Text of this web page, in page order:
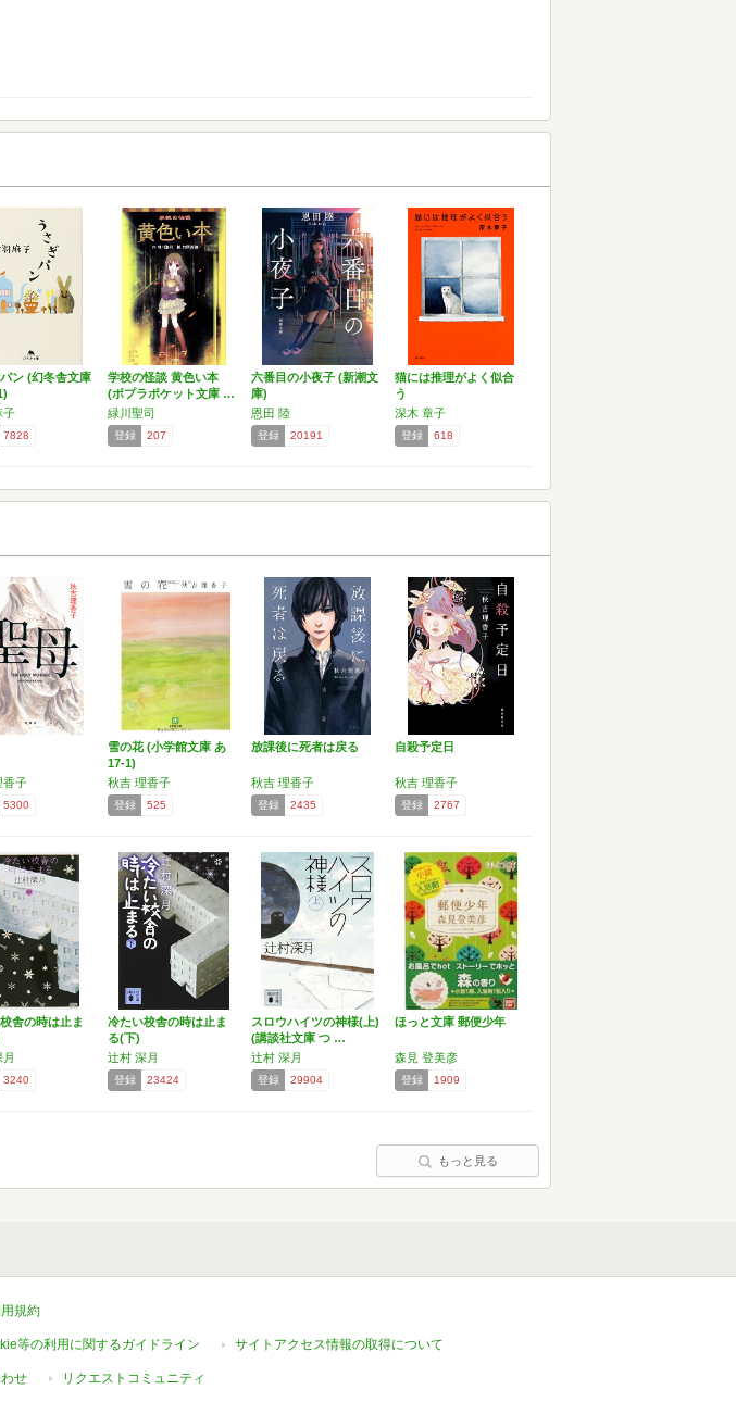
ン (幻冬舎文庫
子
7828
学校の怪談 黄色い本
(ポプラポケット文庫 …
緑川聖司
登録 207
六番目の小夜子 (新潮文
庫)
恩田 陸
登録 20191
猫には推理がよく似合
う
深木 章子
登録 618
香子
5300
雪の花 (小学館文庫 あ
17-1)
秋吉 理香子
登録 525
放課後に死者は戻る
秋吉 理香子
登録 2435
自殺予定日
秋吉 理香子
登録 2767
舎の時は止ま
3240
冷たい校舎の時は止ま
る(下)
辻村 深月
登録 23424
スロウハイツの神様(上)
(講談社文庫 つ …
辻村 深月
登録 29904
ほっと文庫 郵便少年
森見 登美彦
登録 1909
もっと見る
規約
等の利用に関するガイドライン サイトアクセス情報の取得について
せ リクエストコミュニティ